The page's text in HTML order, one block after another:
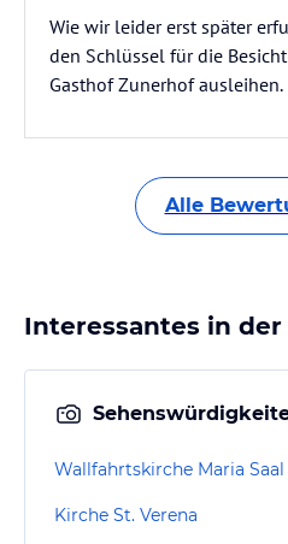
Wie wir leider erst später
den Schlüssel für die
Gasthof Zunerhof ausleihen.
Alle
Interessantes in der
Wallfahrtskirche Maria Saal
Kirche St. Verena